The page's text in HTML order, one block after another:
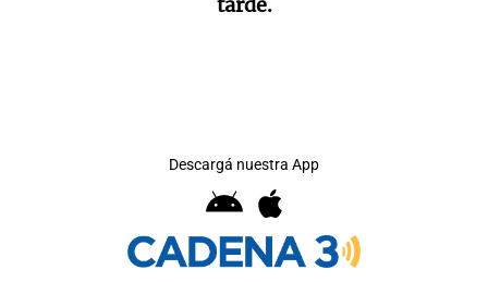
Descargá nuestra App